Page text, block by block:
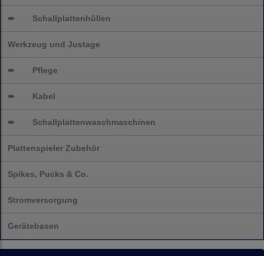
➨ Schallplattenhüllen
Werkzeug und Justage
➨ Pflege
➨ Kabel
➨ Schallplattenwaschmaschinen
Plattenspieler Zubehör
Spikes, Pucks & Co.
Stromversorgung
Gerätebasen